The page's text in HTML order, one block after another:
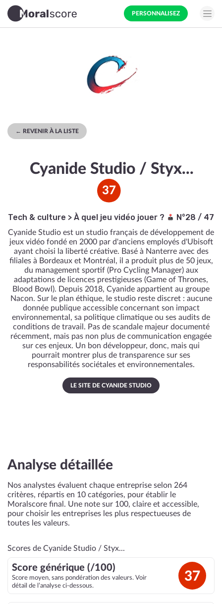
PERSONNALISEZ
← REVENIR À LA LISTE
Cyanide Studio / Styx...
37
Tech & culture > À quel jeu vidéo jouer ? N°28 / 47
Cyanide Studio est un studio français de développement de
jeux vidéo fondé en 2000 par d'anciens employés d'Ubisoft
ayant choisi la liberté créative. Basé à Nanterre avec des
filiales à Bordeaux et Montréal, il a produit plus de 50 jeux,
du management sportif (Pro Cycling Manager) aux
adaptations de licences prestigieuses (Game of Thrones,
Blood Bowl). Depuis 2018, Cyanide appartient au groupe
Nacon. Sur le plan éthique, le studio reste discret : aucune
donnée publique accessible concernant son impact
environnemental, sa politique climatique ou ses audits de
conditions de travail. Pas de scandale majeur documenté
récemment, mais pas non plus de communication engagée
sur ces enjeux. Un bon développeur, donc, mais qui
pourrait montrer plus de transparence sur ses
responsabilités sociétales et environnementales.
LE SITE DE CYANIDE STUDIO
Analyse détaillée
Nos analystes évaluent chaque entreprise selon 264
critères, répartis en 10 catégories, pour établir le
Moralscore final. Une note sur 100, claire et accessible,
pour choisir les entreprises les plus respectueuses de
toutes les valeurs.
Scores de Cyanide Studio / Styx...
Score générique (/100)
Score moyen, sans pondération des valeurs. Voir
détail de l’analyse ci-dessous.
37